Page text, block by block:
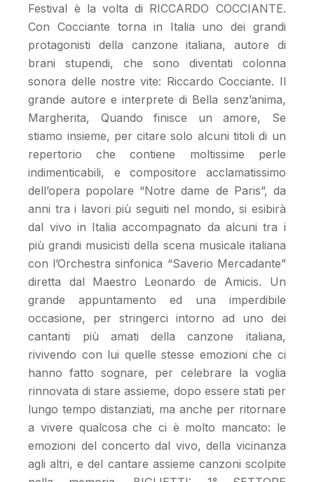
Festival è la volta di RICCARDO COCCIANTE.
Con Cocciante torna in Italia uno dei grandi
protagonisti della canzone italiana, autore di
brani stupendi, che sono diventati colonna
sonora delle nostre vite: Riccardo Cocciante. Il
grande autore e interprete di Bella senz’anima,
Margherita, Quando finisce un amore, Se
stiamo insieme, per citare solo alcuni titoli di un
repertorio che contiene moltissime perle
indimenticabili, e compositore acclamatissimo
dell’opera popolare “Notre dame de Paris”, da
anni tra i lavori più seguiti nel mondo, si esibirà
dal vivo in Italia accompagnato da alcuni tra i
più grandi musicisti della scena musicale italiana
con l’Orchestra sinfonica “Saverio Mercadante”
diretta dal Maestro Leonardo de Amicis. Un
grande appuntamento ed una imperdibile
occasione, per stringerci intorno ad uno dei
cantanti più amati della canzone italiana,
rivivendo con lui quelle stesse emozioni che ci
hanno fatto sognare, per celebrare la voglia
rinnovata di stare assieme, dopo essere stati per
lungo tempo distanziati, ma anche per ritornare
a vivere qualcosa che ci è molto mancato: le
emozioni del concerto dal vivo, della vicinanza
agli altri, e del cantare assieme canzoni scolpite